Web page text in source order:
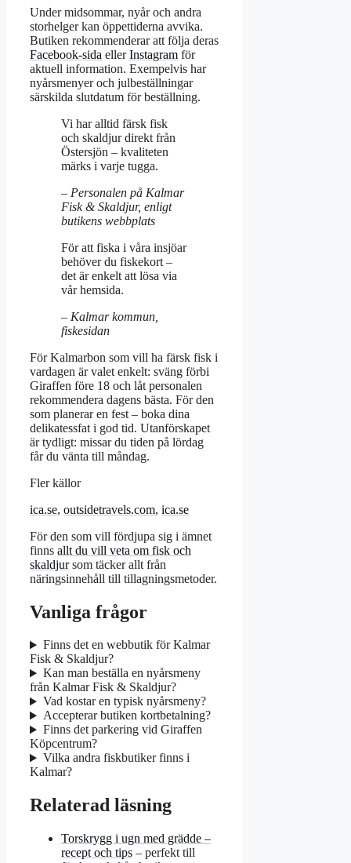
Under midsommar, nyår och andra
storhelger kan öppettiderna avvika.
Butiken rekommenderar att följa deras
Facebook-sida ellerInstagram för
aktuell information. Exempelvis har
nyårsmenyer och julbeställningar
särskilda slutdatum för beställning.
Vi har alltid färsk fisk
och skaldjur direkt från
Östersjön – kvaliteten
märks i varje tugga.
– Personalen på Kalmar
Fisk & Skaldjur, enligt
butikens webbplats
För att fiska i våra insjöar
behöver du fiskekort –
det är enkelt att lösa via
vår hemsida.
– Kalmar kommun,
fiskesidan
För Kalmarbon som vill ha färsk fisk i
vardagen är valet enkelt: sväng förbi
Giraffen före 18 och låt personalen
rekommendera dagens bästa. För den
som planerar en fest – boka dina
delikatessfat i god tid. Utanförskapet
är tydligt: missar du tiden på lördag
får du vänta till måndag.
Fler källor
ica.se, outsidetravels.com, ica.se
För den som vill fördjupa sig i ämnet
finns allt du vill veta om fisk och
skaldjursom täcker allt från
näringsinnehåll till tillagningsmetoder.
Vanliga frågor
Finns det en webbutik för Kalmar
Fisk & Skaldjur?
Kan man beställa en nyårsmeny
från Kalmar Fisk & Skaldjur?
Vad kostar en typisk nyårsmeny?
Accepterar butiken kortbetalning?
Finns det parkering vid Giraffen
Köpcentrum?
Vilka andra fiskbutiker finns i
Kalmar?
Relaterad läsning
Torskrygg i ugn med grädde –
recept och tips – perfekt till